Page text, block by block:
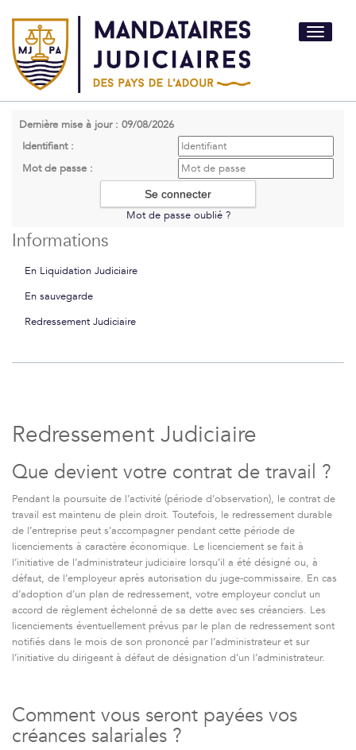
Toggle
Dernière mise à jour : 09/08/2026
Identifiant :
Mot de passe :
Mot de passe oublié ?
Informations
En Liquidation Judiciaire
En sauvegarde
Redressement Judiciaire
Redressement Judiciaire
Que devient votre contrat de travail ?
Pendant la poursuite de l’activité (période d’observation), le contrat de
travail est maintenu de plein droit. Toutefois, le redressement durable
de l’entreprise peut s’accompagner pendant cette période de
licenciements à caractère économique. Le licenciement se fait à
l’initiative de l’administrateur judiciaire lorsqu’il a été désigné ou, à
défaut, de l’employeur après autorisation du juge-commissaire. En cas
d’adoption d’un plan de redressement, votre employeur conclut un
accord de règlement échelonné de sa dette avec ses créanciers. Les
licenciements éventuellement prévus par le plan de redressement sont
notifiés dans le mois de son prononcé par l’administrateur et sur
l’initiative du dirigeant à défaut de désignation d’un l’administrateur.
Comment vous seront payées vos
créances salariales ?